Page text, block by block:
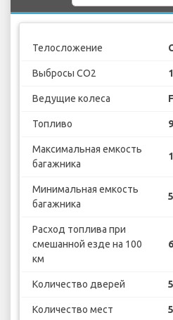
Телосложение
Выбросы CO2
Ведущие колеса
Топливо
Максимальная емкость
багажника
Минимальная емкость
багажника
Расход топлива при
смешанной езде на 100
км
Количество дверей 5
Количество мест 5